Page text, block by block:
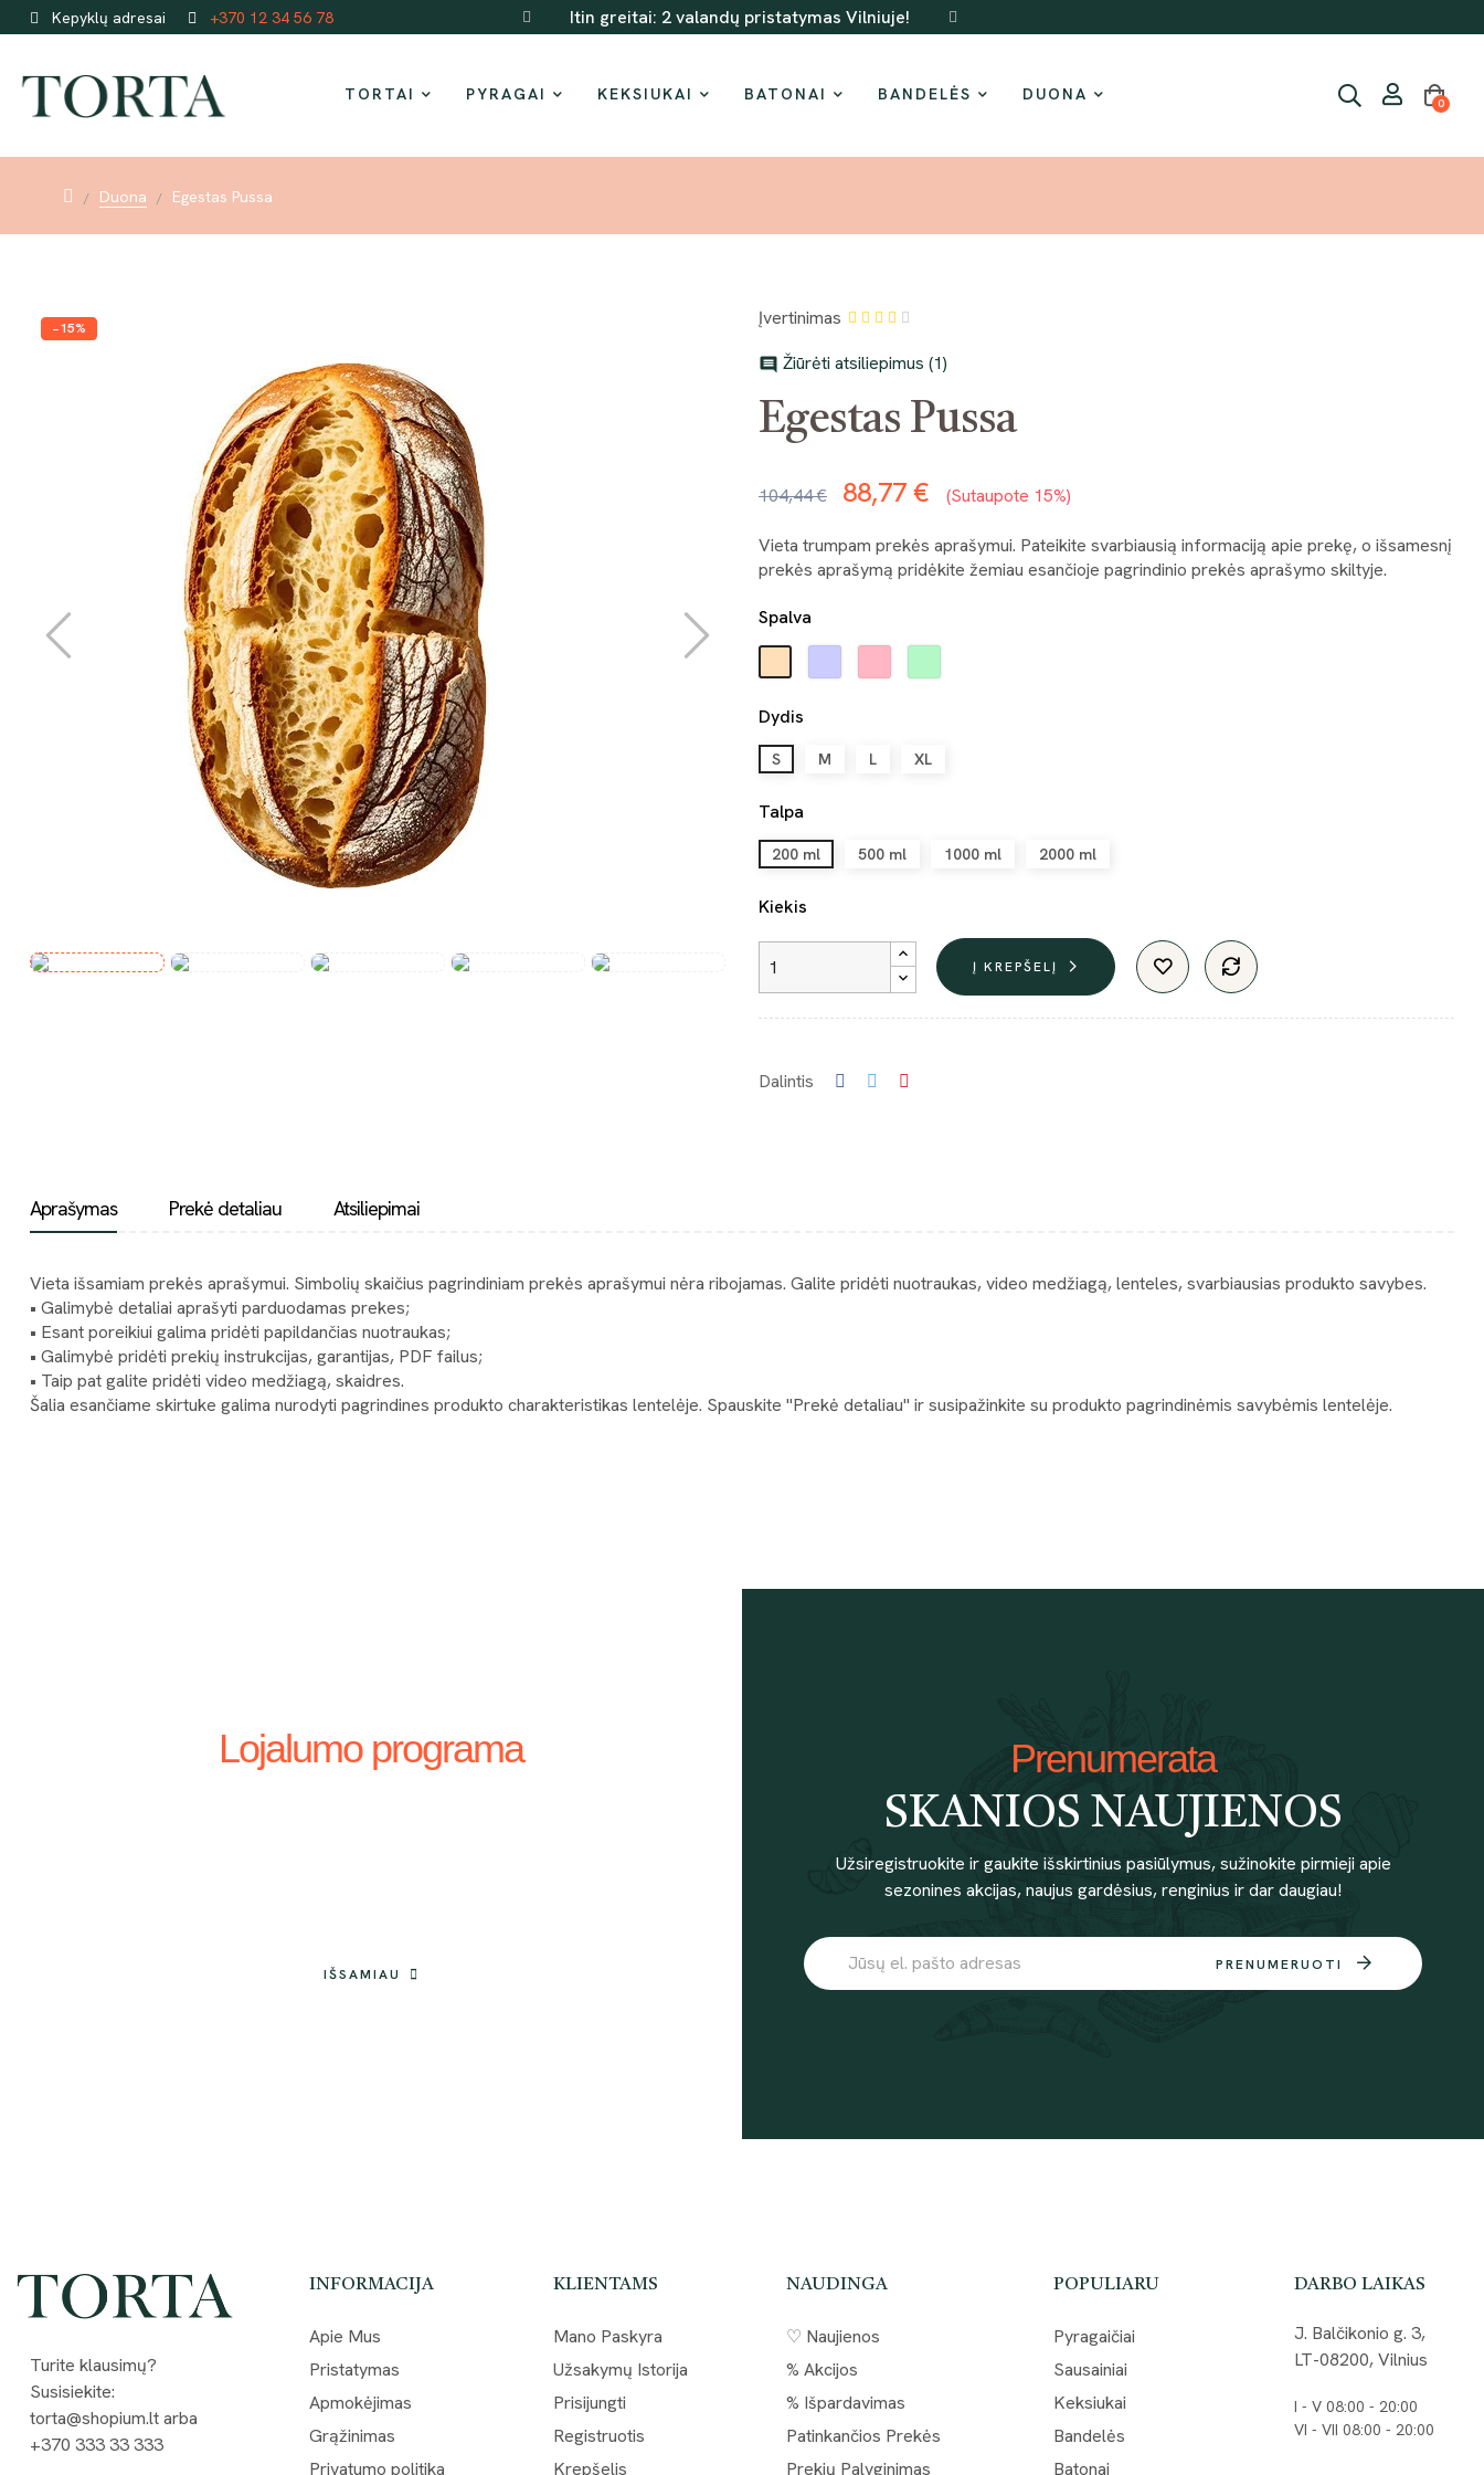
Kepyklų adresai +370 12 34 56 78
Pristatymas Lietuvoje per 1-2 darbo dienas! Itin greitai: 2 valandų pristatymas Vilniuje!
TORTAI PYRAGAI KEKSIUKAI BATONAI BANDELĖS DUONA 0
Duona Egestas Pussa
−15% Įvertinimas
 Žiūrėti atsiliepimus (1)
Egestas Pussa
104,44 € 88,77 € Sutaupote 15%
Vieta trumpam prekės aprašymui. Pateikite svarbiausią informaciją apie prekę, o išsamesnį
prekės aprašymą pridėkite žemiau esančioje pagrindinio prekės aprašymo skiltyje.
Spalva
žalia
Dydis
S M L XL
Talpa
200 ml 500 ml 1000 ml 2000 ml
Kiekis
Į KREPŠELĮ
Dalintis
Aprašymas Prekė detaliau Atsiliepimai
Vieta išsamiam prekės aprašymui. Simbolių skaičius pagrindiniam prekės aprašymui nėra ribojamas. Galite pridėti nuotraukas, video medžiagą, lenteles, svarbiausias produkto savybes.
• Galimybė detaliai aprašyti parduodamas prekes;
• Esant poreikiui galima pridėti papildančias nuotraukas;
• Galimybė pridėti prekių instrukcijas, garantijas, PDF failus;
• Taip pat galite pridėti video medžiagą, skaidres.
Šalia esančiame skirtuke galima nurodyti pagrindines produkto charakteristikas lentelėje. Spauskite "Prekė detaliau" ir susipažinkite su produkto pagrindinėmis savybėmis lentelėje.
Lojalumo programa
IŠSAMIAU
Prenumerata
SKANIOS NAUJIENOS
Užsiregistruokite ir gaukite išskirtinius pasiūlymus, sužinokite pirmieji apie
sezonines akcijas, naujus gardėsius, renginius ir dar daugiau!
PRENUMERUOTI
Turite klausimų?
Susisiekite:
torta@shopium.lt arba
+370 333 33 333
INFORMACIJA
Apie Mus
Pristatymas
Apmokėjimas
Grąžinimas
Privatumo politika
KLIENTAMS
Mano Paskyra
Užsakymų Istorija
Prisijungti
Registruotis
Krepšelis
NAUDINGA
♡ Naujienos
% Akcijos
% Išpardavimas
Patinkančios Prekės
Prekių Palyginimas
POPULIARU
Pyragaičiai
Sausainiai
Keksiukai
Bandelės
Batonai
DARBO LAIKAS
J. Balčikonio g. 3,
LT-08200, Vilnius
I - V 08:00 - 20:00
VI - VII 08:00 - 20:00